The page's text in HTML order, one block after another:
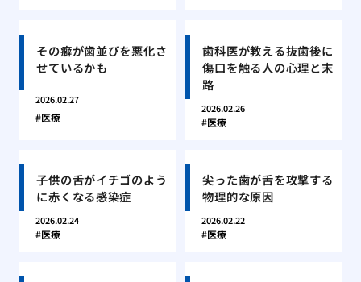
その癖が歯並びを悪化さ
せているかも
2026.02.27
医療
歯科医が教える抜歯後に
傷口を触る人の心理と末
路
2026.02.26
医療
子供の舌がイチゴのよう
に赤くなる感染症
2026.02.24
医療
尖った歯が舌を攻撃する
物理的な原因
2026.02.22
医療